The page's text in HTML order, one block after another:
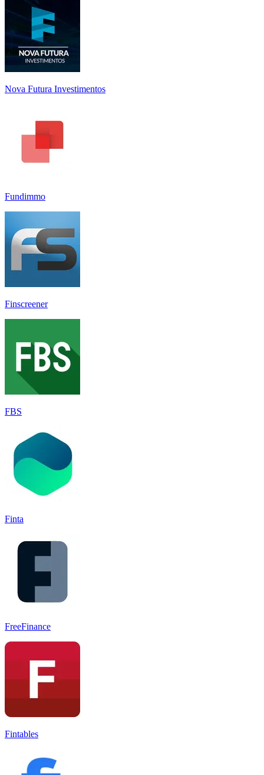
Nova Futura Investimentos
Fundimmo
Finscreener
FBS
Finta
FreeFinance
Fintables